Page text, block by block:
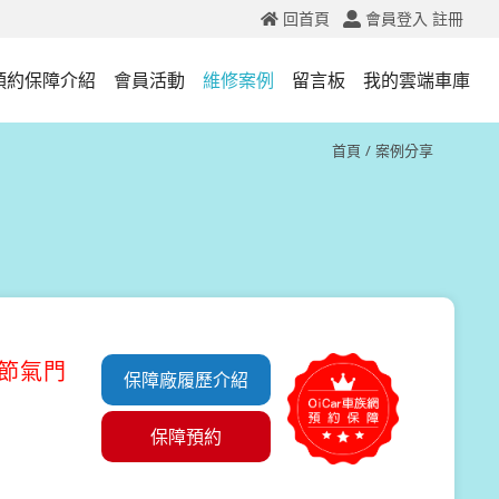
會員登入 註冊
回首頁
約保障介紹 會員活動 維修案例 留言板 我的雲端車庫
首頁 案例分享
氣門 保障廠履歷介紹
保障預約